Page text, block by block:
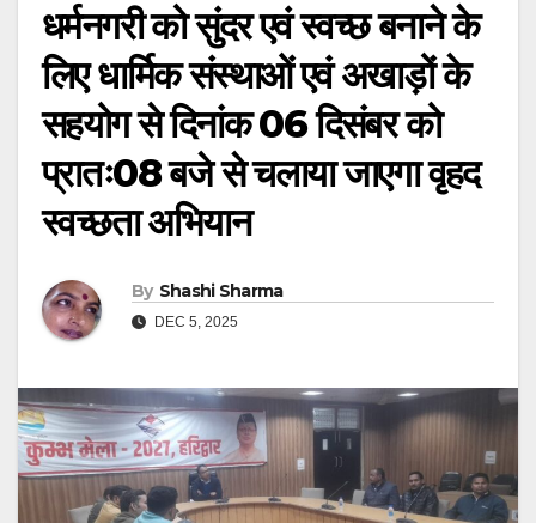
धर्मनगरी को सुंदर एवं स्वच्छ बनाने के
लिए धार्मिक संस्थाओं एवं अखाड़ों के
सहयोग से दिनांक 06 दिसंबर को
प्रातः08 बजे से चलाया जाएगा वृहद
स्वच्छता अभियान
By Shashi Sharma
DEC 5, 2025